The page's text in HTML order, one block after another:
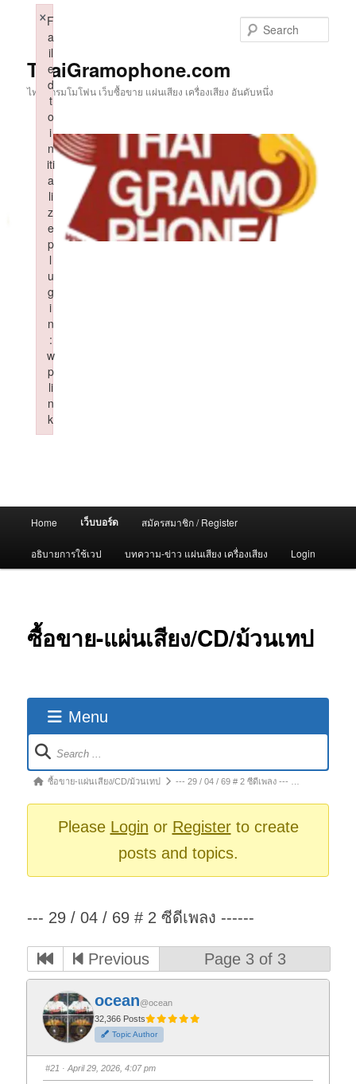
ThaiGramophone.com
ไทยแกรมโมโฟน เว็บซื้อขาย แผ่นเสียง เครื่องเสียง อันดับหนึ่ง
Home เว็บบอร์ด สมัครสมาชิก / Register
อธิบายการใช้เวป บทความ-ข่าว แผ่นเสียง เครื่องเสียง Login
ซื้อขาย-แผ่นเสียง/CD/ม้วนเทป
Menu
Forum
Navigation
Forumซื้อขาย-แผ่นเสียง/CD/ม้วนเทป --- 29 / 04 / 69 # 2 ซีดีเพลง --- …
Please Login or Registerto create
posts and topics.
--- 29 / 04 / 69 # 2 ซีดีเพลง ------
Previous Page 3 of 3
ocean@ocean
32,366 Posts
Topic Author
#21 · April 29, 2026, 4:07 pm
F
a
il
e
d
t
o
i
n
iti
a
li
z
e
p
l
u
g
i
n
:
w
p
li
n
k
×
Failed to initialize plugin: wplink